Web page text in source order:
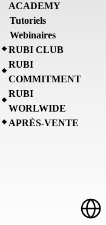
ACADEMY
Tutoriels
Webinaires
RUBI CLUB
RUBI
COMMITMENT
RUBI
WORLWIDE
APRÈS-VENTE